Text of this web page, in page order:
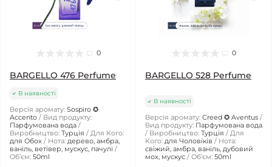
0
BARGELLO 476 Perfume
В наявності
Версія аромату: Sospiro ✪
Accento
Вид продукту:
Парфумована вода
Виробництво: Турція
Для Кого:
для Обох
Нота: дерево, амбра,
ваніль, ветівер, мускус, пачулі
Обʼєм: 50ml
0
BARGELLO 528 Perfume
В наявності
Версія аромату: Creed ✪ Aventus
Вид продукту: Парфумована вода
Виробництво: Турція
Для
Кого: для Чоловіків
Нота:
свіжий, амбра, ваніль, дубовий
мох, мускус
Обʼєм: 50ml